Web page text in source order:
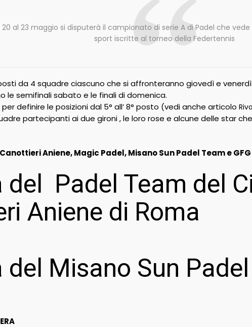
20 al 23 maggio si disputerà il campionato di serie A di Padel che
sport iscritte al torneo della Federtennis
da 4 squadre ciascuno che si affronteranno giovedì e
le semifinali sabato e le finali di domenica.
definire le posizioni dal 5° all’ 8° posto (vedi anche articolo
partecipanti ai due gironi , le loro rose e alcune delle star
Aniene, Magic Padel, Misano Sun Padel Team e
del Padel Team del
Aniene di Roma
del Misano Sun